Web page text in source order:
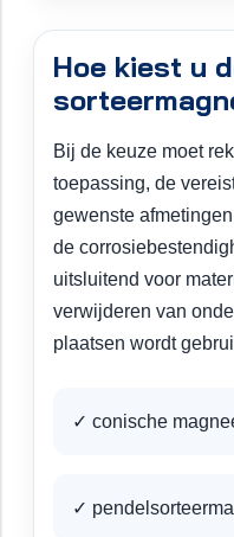
Hoe kiest u
Bij de keuze moet
toepassing, de
gewenste
de
uitsluitend voor
verwijderen van
plaatsen wordt
✓ conische
✓